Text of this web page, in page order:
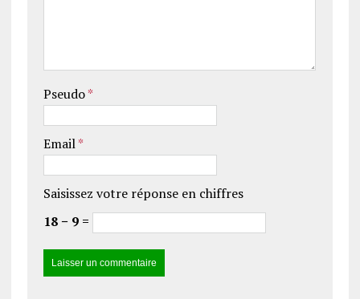
Pseudo*
Email*
Saisissez votre réponse en chiffres
18 − 9 =